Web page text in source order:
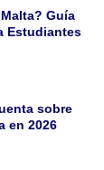
Guía
Estudiantes
sobre
en 2026